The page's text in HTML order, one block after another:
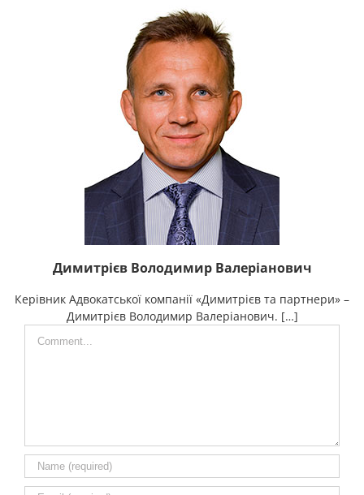
Димитрієв Володимир Валеріанович
Керівник Адвокатської компанії «Димитрієв та партнери» –
Димитрієв Володимир Валеріанович. […]